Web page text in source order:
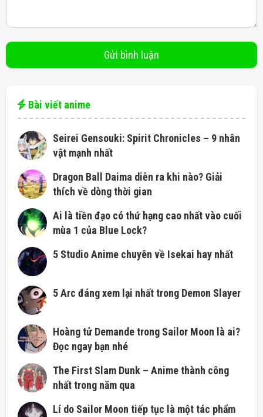
Bài viết anime
Seirei Gensouki: Spirit Chronicles – 9 nhân
vật mạnh nhất
Dragon Ball Daima diễn ra khi nào? Giải
thích về dòng thời gian
Ai là tiền đạo có thứ hạng cao nhất vào cuối
mùa 1 của Blue Lock?
5 Studio Anime chuyên về Isekai hay nhất
5 Arc đáng xem lại nhất trong Demon Slayer
Hoàng tử Demande trong Sailor Moon là ai?
Đọc ngay bạn nhé
The First Slam Dunk – Anime thành công
nhất trong năm qua
Lí do Sailor Moon tiếp tục là một tác phẩm